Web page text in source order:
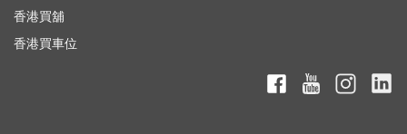
香港買舖
香港買車位